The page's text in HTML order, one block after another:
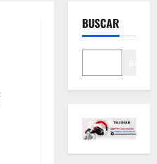
BUSCAR